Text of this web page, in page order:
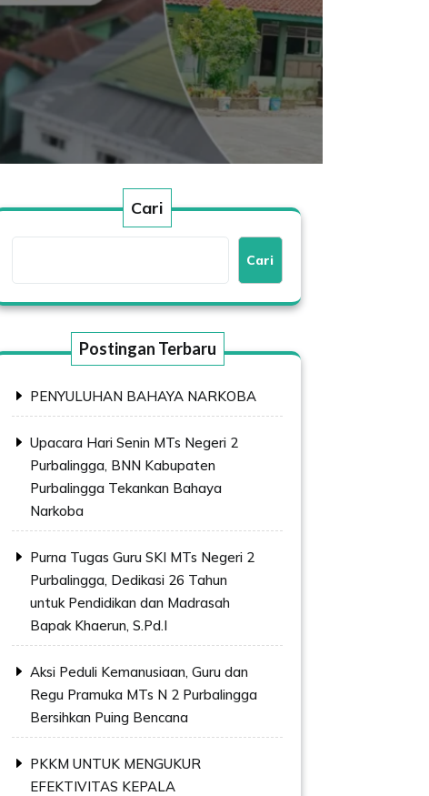
Cari
Cari
Postingan Terbaru
PENYULUHAN BAHAYA NARKOBA
Upacara Hari Senin MTs Negeri 2
Purbalingga, BNN Kabupaten
Purbalingga Tekankan Bahaya
Narkoba
Purna Tugas Guru SKI MTs Negeri 2
Purbalingga, Dedikasi 26 Tahun
untuk Pendidikan dan Madrasah
Bapak Khaerun, S.Pd.I
Aksi Peduli Kemanusiaan, Guru dan
Regu Pramuka MTs N 2 Purbalingga
Bersihkan Puing Bencana
PKKM UNTUK MENGUKUR
EFEKTIVITAS KEPALA